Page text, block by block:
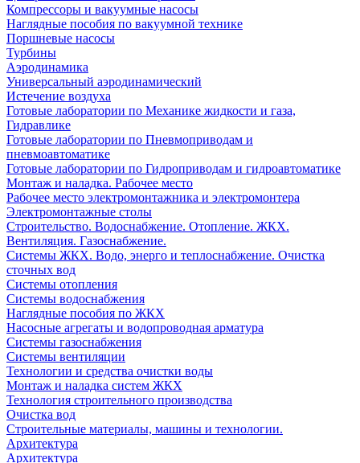
Компрессоры и вакуумные насосы
Наглядные пособия по вакуумной технике
Поршневые насосы
Турбины
Аэродинамика
Универсальный аэродинамический
Истечение воздуха
Готовые лаборатории по Механике жидкости и газа,
Гидравлике
Готовые лаборатории по Пневмоприводам и
пневмоавтоматике
Готовые лаборатории по Гидроприводам и гидроавтоматике
Монтаж и наладка. Рабочее место
Рабочее место электромонтажника и электромонтера
Электромонтажные столы
Строительство. Водоснабжение. Отопление. ЖКХ.
Вентиляция. Газоснабжение.
Системы ЖКХ. Водо, энерго и теплоснабжение. Очистка
сточных вод
Системы отопления
Системы водоснабжения
Наглядные пособия по ЖКХ
Насосные агрегаты и водопроводная арматура
Системы газоснабжения
Системы вентиляции
Технологии и средства очистки воды
Монтаж и наладка систем ЖКХ
Технология строительного производства
Очистка вод
Строительные материалы, машины и технологии.
Архитектура
Архитектура